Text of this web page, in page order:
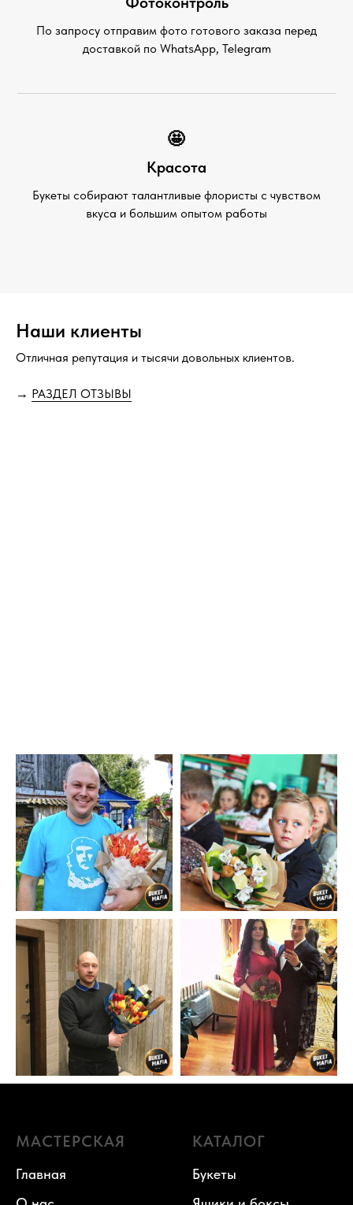
По запросу отправим фото готового заказа перед
доставкой по WhatsApp, Telegram
🤩
Красота
Букеты собирают талантливые флористы с чувством
вкуса и большим опытом работы
Наши клиенты
Отличная репутация и тысячи довольных клиентов.
→ РАЗДЕЛ ОТЗЫВЫ
МАСТЕРСКАЯ
Главная
КАТАЛОГ
Букеты